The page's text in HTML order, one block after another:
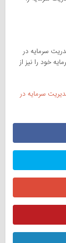
سرمایه در
خود را نیز از
سرمایه در